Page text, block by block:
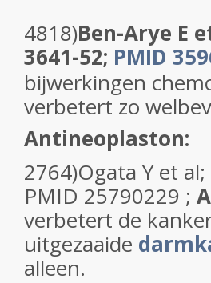
4818)Ben-Arye E
3641-52; PMID
bijwerkingen
verbetert zo
Antineoplaston:
2764)Ogata Y et
PMID 25790229 ;
verbetert de
uitgezaaide
alleen.